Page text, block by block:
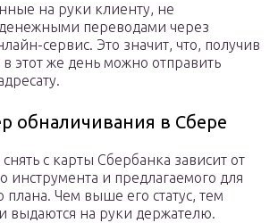
на руки клиенту, не
переводами через
сервис. Это значит, что, получив
этот же день можно отправить
обналичивания в Сбере
с карты Сбербанка зависит от
инструмента и предлагаемого для
плана. Чем выше его статус, тем
выдаются на руки держателю.